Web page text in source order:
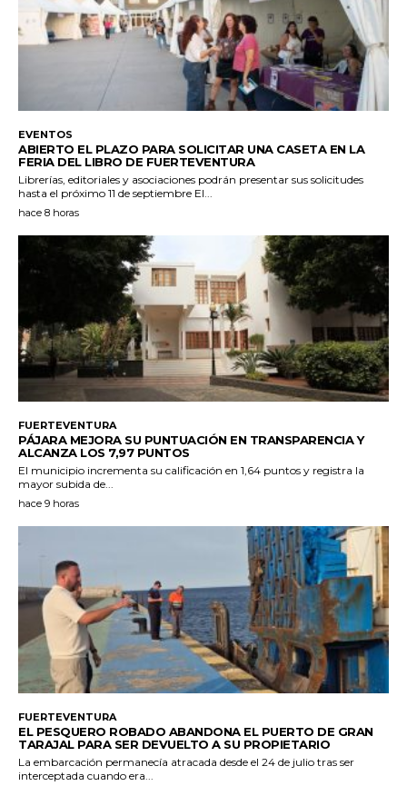
EVENTOS
ABIERTO EL PLAZO PARA SOLICITAR UNA CASETA EN LA
FERIA DEL LIBRO DE FUERTEVENTURA
Librerías, editoriales y asociaciones podrán presentar sus solicitudes
hasta el próximo 11 de septiembre El...
hace 8 horas
FUERTEVENTURA
PÁJARA MEJORA SU PUNTUACIÓN EN TRANSPARENCIA Y
ALCANZA LOS 7,97 PUNTOS
El municipio incrementa su calificación en 1,64 puntos y registra la
mayor subida de...
hace 9 horas
FUERTEVENTURA
EL PESQUERO ROBADO ABANDONA EL PUERTO DE GRAN
TARAJAL PARA SER DEVUELTO A SU PROPIETARIO
La embarcación permanecía atracada desde el 24 de julio tras ser
interceptada cuando era...